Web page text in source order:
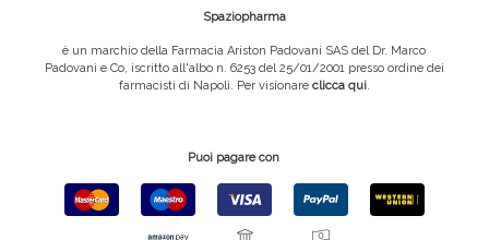
Spaziopharma
è un marchio della Farmacia Ariston Padovani SAS del Dr. Marco
Padovani e Co, iscritto all'albo n. 6253 del 25/01/2001 presso ordine dei
farmacisti di Napoli. Per visionare clicca qui.
Puoi pagare con